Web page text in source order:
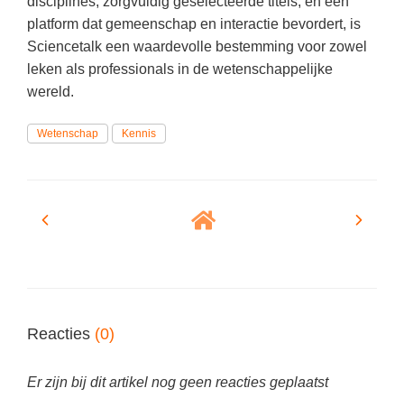
platform dat gemeenschap en interactie bevordert, is
Sciencetalk een waardevolle bestemming voor zowel
leken als professionals in de wetenschappelijke
wereld.
Wetenschap Kennis
Reacties (0)
Er zijn bij dit artikel nog geen reacties geplaatst